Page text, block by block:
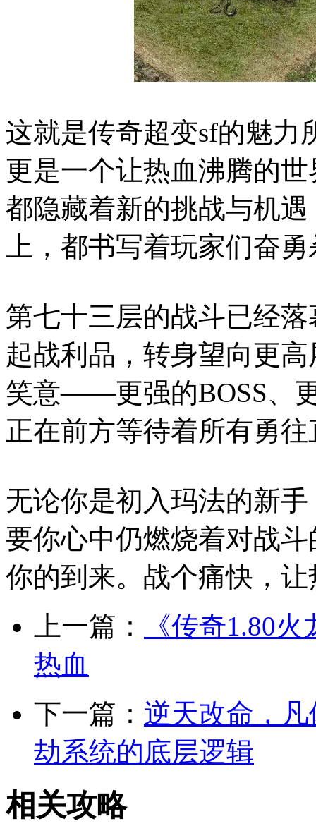
这就是传奇超变sf的魅
更是一个让热血沸腾的
都隐藏着新的挑战与机
上，都书写着玩家们奋
第七十三层的战斗已经
起战利品，转身望向更
笑意——更强的BOSS、
正在前方等待着所有勇
无论你是初入玛法的新
要你心中仍燃烧着对战
你的到来。战个痛快，
上一篇：
《传奇1.80
热血
下一篇： 逆天改命，
劫系统的底层逻辑
相关攻略